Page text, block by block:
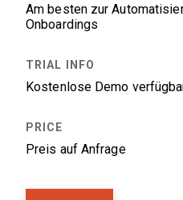
Am besten zur
Onboardings
Kostenlose Demo
Preis auf Anfrage